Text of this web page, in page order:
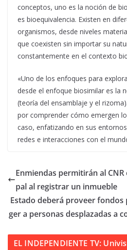
conceptos, uno es la noción de
es bioequivalencia. Existen en
organismos, desde niveles
que coexisten sin importar su
constantemente en el contexto
«Uno de los enfoques para
desde el enfoque biosimilar es la
(teoría del ensamblaje y el
por comprender cómo emergen
caso, enfatizando en sus
redes e interacciones con el
Enmiendas permitirán al
pal al registrar un inmueble
Estado deberá proveer
ger a personas desplazadas a
EL INDEPENDIENTE TV: